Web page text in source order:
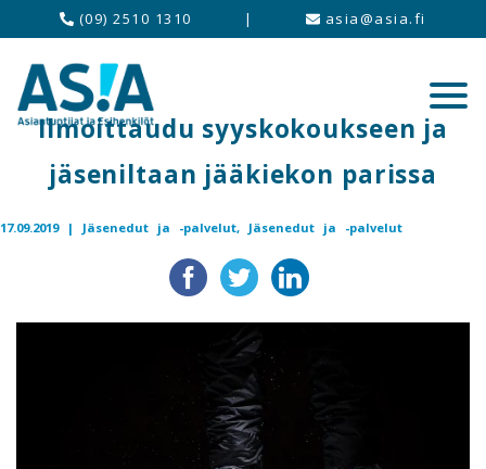
(09) 2510 1310 | asia@asia.fi
Ilmoittaudu syyskokoukseen ja
jäseniltaan jääkiekon parissa
17.09.2019 | Jäsenedut ja -palvelut, Jäsenedut ja -palvelut